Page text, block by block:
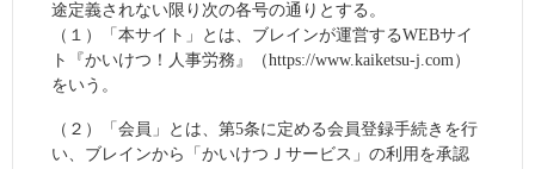
途定義されない限り次の各号の通りとする。
（１）「本サイト」とは、ブレインが運営するWEBサイ
ト『かいけつ！人事労務』（https://www.kaiketsu-j.com）
をいう。
（２）「会員」とは、第5条に定める会員登録手続きを行
い、ブレインから「かいけつＪサービス」の利用を承認